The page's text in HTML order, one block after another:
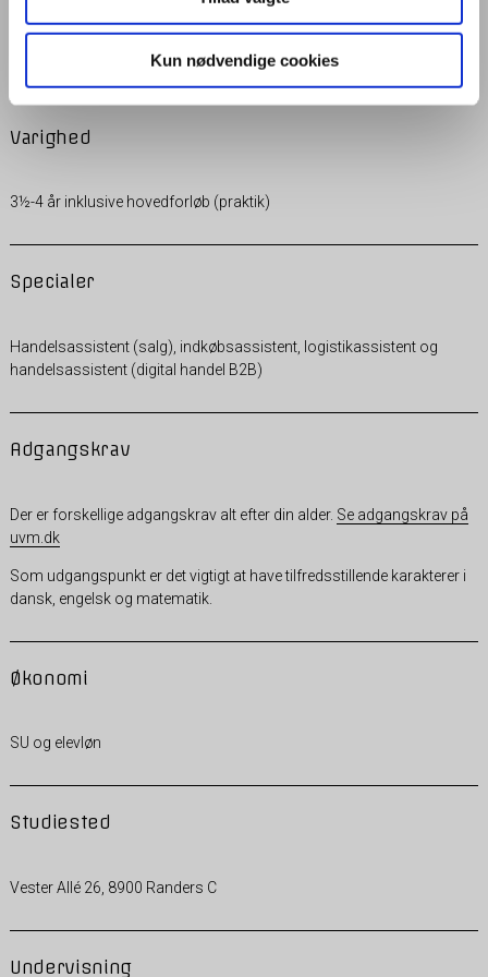
Kun nødvendige cookies
Se opstartsdatoer GF1
Se opstartsdatoer GF2
Varighed
3½-4 år inklusive hovedforløb (praktik)
Specialer
Handelsassistent (salg), indkøbsassistent, logistikassistent og
handelsassistent (digital handel B2B)
Adgangskrav
Der er forskellige adgangskrav alt efter din alder. Se adgangskrav på
uvm.dk
Som udgangspunkt er det vigtigt at have tilfredsstillende karakterer i
dansk, engelsk og matematik.
Økonomi
SU og elevløn
Studiested
Vester Allé 26, 8900 Randers C
Undervisning